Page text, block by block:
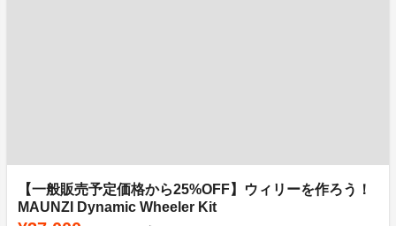
【一般販売予定価格から25%OFF】ウィリーを作ろう！
MAUNZI Dynamic Wheeler Kit